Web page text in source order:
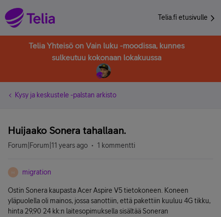
Telia.fi etusivulle
Telia Yhteisö on Vain luku -moodissa, kunnes
sulkeutuu kokonaan lokakuussa
Kysy ja keskustele -palstan arkisto
Huijaako Sonera tahallaan.
Forum|Forum|11 years ago 1 kommentti
M migration
Ostin Sonera kaupasta Acer Aspire V5 tietokoneen. Koneen
yläpuolella oli mainos, jossa sanottiin, että pakettiin kuuluu 4G tikku,
hinta 29,90 24 kk:n laitesopimuksella sisältää Soneran